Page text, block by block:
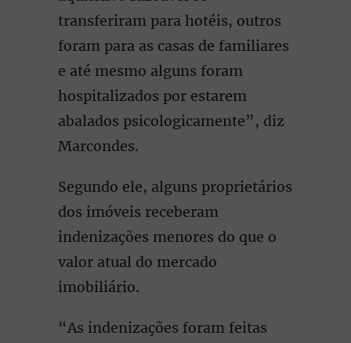
transferiram para hotéis, outros
foram para as casas de familiares
e até mesmo alguns foram
hospitalizados por estarem
abalados psicologicamente”, diz
Marcondes.
Segundo ele, alguns proprietários
dos imóveis receberam
indenizações menores do que o
valor atual do mercado
imobiliário.
“As indenizações foram feitas